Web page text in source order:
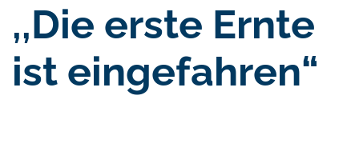
,,Die erste Ernte
ist eingefahren“